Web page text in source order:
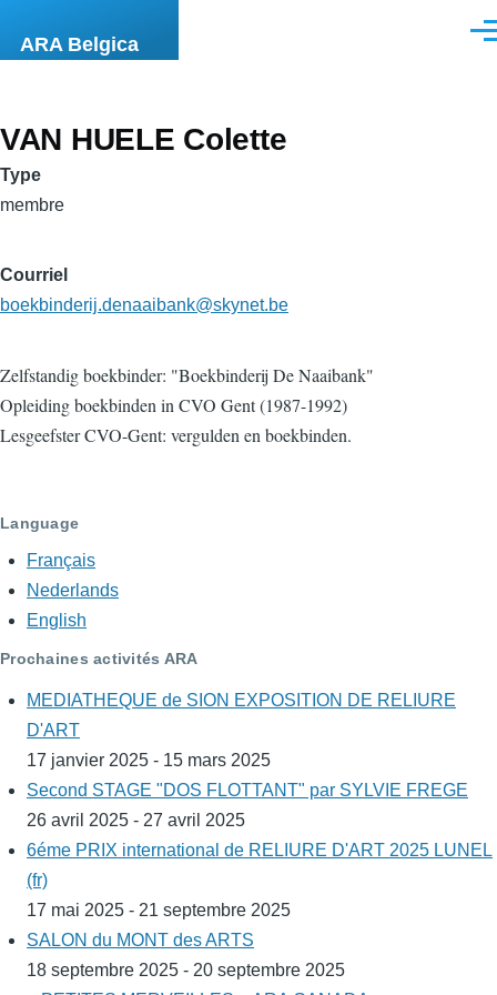
ARA Belgica
VAN HUELE Colette
Type
membre
Courriel
boekbinderij.denaaibank@skynet.be
Zelfstandig boekbinder: "Boekbinderij De Naaibank"
Opleiding boekbinden in CVO Gent (1987-1992)
Lesgeefster CVO-Gent: vergulden en boekbinden.
Language
Français
Nederlands
English
Prochaines activités ARA
MEDIATHEQUE de SION EXPOSITION DE RELIURE
D'ART
17 janvier 2025 - 15 mars 2025
Second STAGE "DOS FLOTTANT" par SYLVIE FREGE
26 avril 2025 - 27 avril 2025
6éme PRIX international de RELIURE D'ART 2025 LUNEL
(fr)
17 mai 2025 - 21 septembre 2025
SALON du MONT des ARTS
18 septembre 2025 - 20 septembre 2025